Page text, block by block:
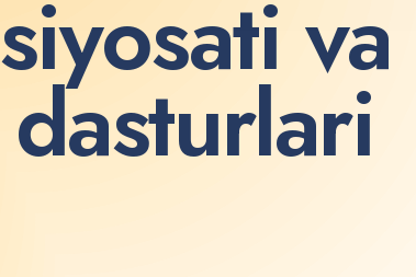
siyosati va
dasturlari